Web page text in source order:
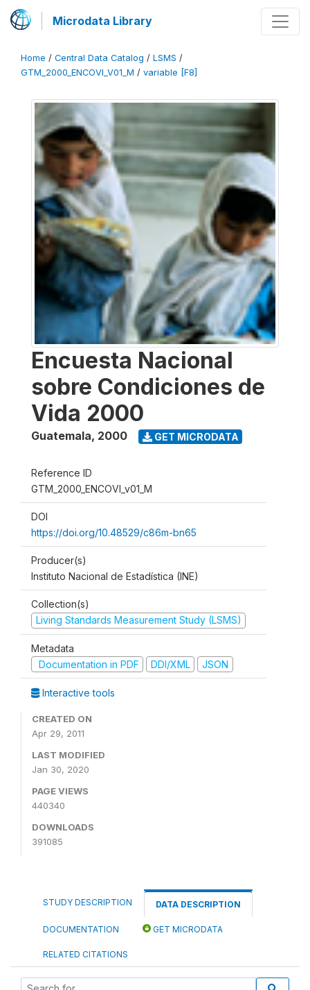
Microdata Library
Home / Central Data Catalog / LSMS /
GTM_2000_ENCOVI_V01_M / variable [F8]
Encuesta Nacional
sobre Condiciones de
Vida 2000
Guatemala, 2000 GET MICRODATA
Reference ID
GTM_2000_ENCOVI_v01_M
DOI
https://doi.org/10.48529/c86m-bn65
Producer(s)
Instituto Nacional de Estadística (INE)
Collection(s)
Living Standards Measurement Study (LSMS)
Metadata
Documentation in PDF
DDI/XML JSON
Interactive tools
CREATED ON
Apr 29, 2011
LAST MODIFIED
Jan 30, 2020
PAGE VIEWS
440340
DOWNLOADS
391085
STUDY DESCRIPTION DATA DESCRIPTION
DOCUMENTATION GET MICRODATA
RELATED CITATIONS